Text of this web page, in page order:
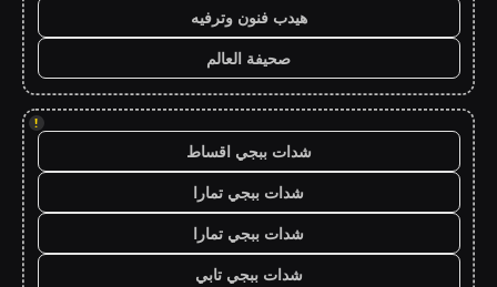
هيدب فنون وترفيه
صحيفة العالم
!
شدات ببجي اقساط
شدات ببجي تمارا
شدات ببجي تمارا
شدات ببجي تابي